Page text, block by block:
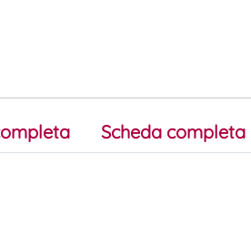
Scheda completa